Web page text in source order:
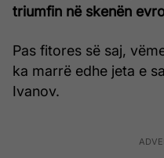
triumfin në skenën
Pas fitores së saj,
ka marrë edhe jeta e
Ivanov.